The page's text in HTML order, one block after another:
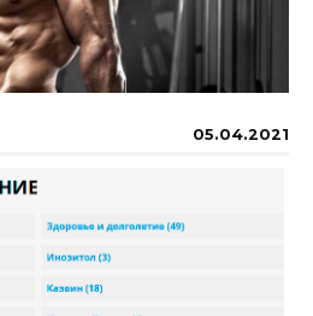
05.04.2021